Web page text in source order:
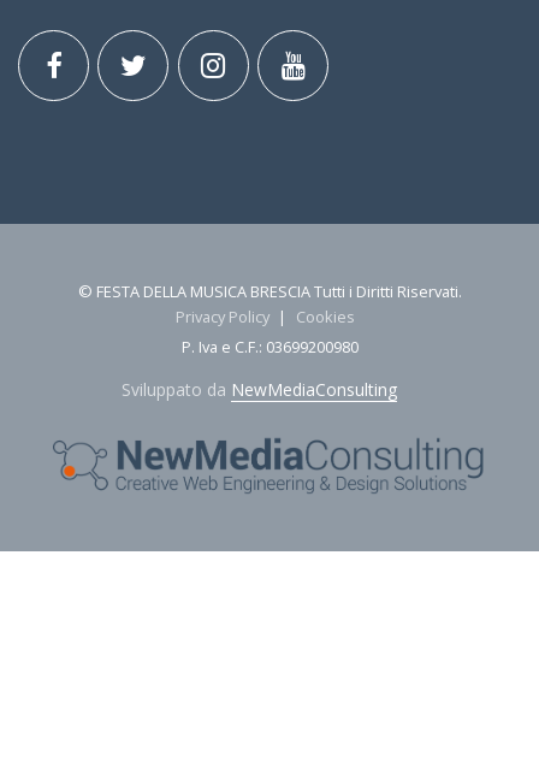
© FESTA DELLA MUSICA BRESCIA Tutti i Diritti Riservati.
Privacy Policy |
Cookies
P. Iva e C.F.: 03699200980
Sviluppato da NewMediaConsulting